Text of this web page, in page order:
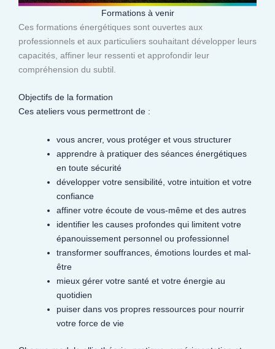
Formations à venir
Ces formations énergétiques sont ouvertes aux
professionnels et aux particuliers souhaitant développer leurs
capacités, affiner leur ressenti et approfondir leur
compréhension du subtil.​
Objectifs de la formation
Ces ateliers vous permettront de :
vous ancrer, vous protéger et vous structurer
apprendre à pratiquer des séances énergétiques
en toute sécurité
développer votre sensibilité, votre intuition et votre
confiance
affiner votre écoute de vous-même et des autres
identifier les causes profondes qui limitent votre
épanouissement personnel ou professionnel
transformer souffrances, émotions lourdes et mal-
être
mieux gérer votre santé et votre énergie au
quotidien
puiser dans vos propres ressources pour nourrir
votre force de vie